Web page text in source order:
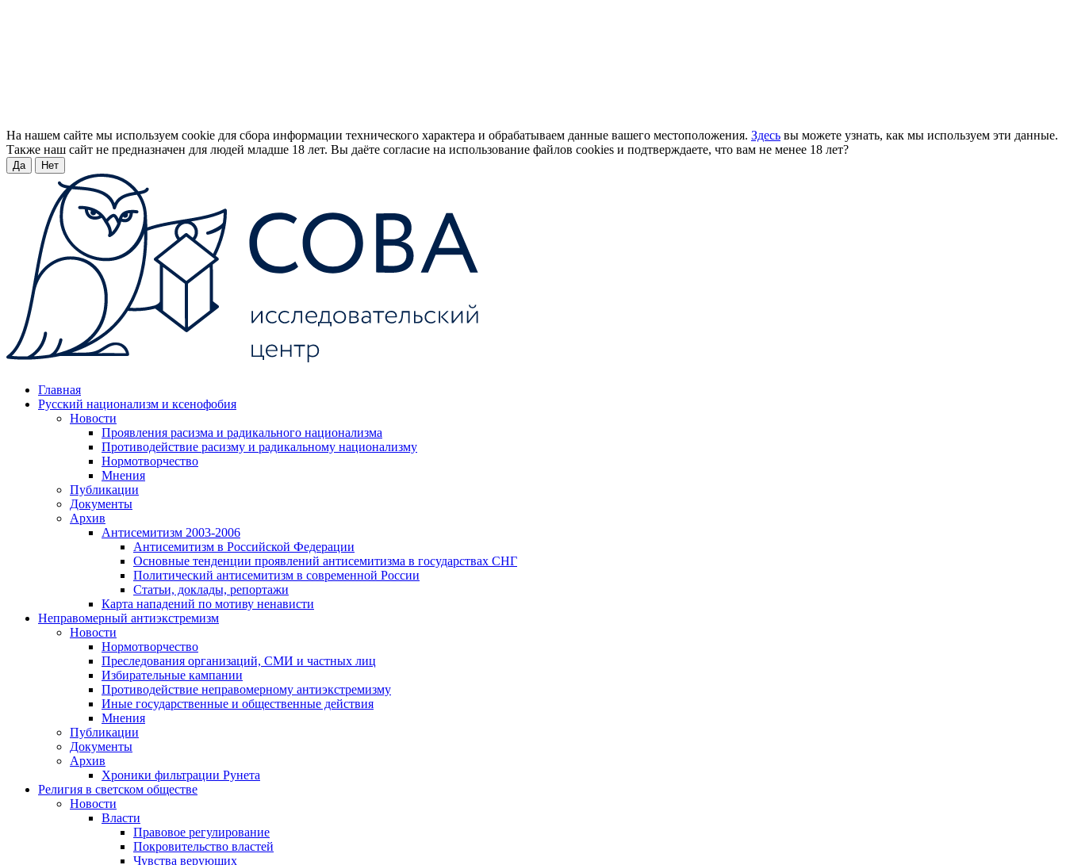
На нашем сайте мы используем cookie для сбора информации технического характера и обрабатываем данные вашего местоположения. Здесь вы можете узнать, как мы используем эти данные.
Также наш сайт не предназначен для людей младше 18 лет. Вы даёте согласие на использование файлов cookies и подтверждаете, что вам не менее 18 лет?
Да Нет
Главная
Русский национализм и ксенофобия
Новости
Проявления расизма и радикального национализма
Противодействие расизму и радикальному национализму
Нормотворчество
Мнения
Публикации
Документы
Архив
Антисемитизм 2003-2006
Антисемитизм в Российской Федерации
Основные тенденции проявлений антисемитизма в государствах СНГ
Политический антисемитизм в современной России
Статьи, доклады, репортажи
Карта нападений по мотиву ненависти
Неправомерный антиэкстремизм
Новости
Нормотворчество
Преследования организаций, СМИ и частных лиц
Избирательные кампании
Противодействие неправомерному антиэкстремизму
Иные государственные и общественные действия
Мнения
Публикации
Документы
Архив
Хроники фильтрации Рунета
Религия в светском обществе
Новости
Власти
Правовое регулирование
Покровительство властей
Чувства верующих